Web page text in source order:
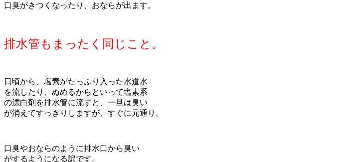
口臭がきつくなったり、おならが出ます。
排水管もまったく同じこと。
日頃から、塩素がたっぷり入った水道水
を流したり、ぬめるからといって塩素系
の漂白剤を排水管に流すと、一旦は臭い
が消えてすっきりしますが、すぐに元通り。
口臭やおならのように排水口から臭い
がするようになる訳です。